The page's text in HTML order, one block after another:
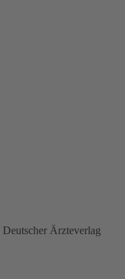
Deutscher Ärzteverlag